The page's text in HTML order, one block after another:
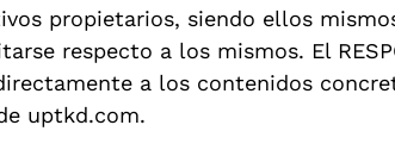
propietarios, siendo ellos
respecto a los mismos. El
a los contenidos
uptkd.com.